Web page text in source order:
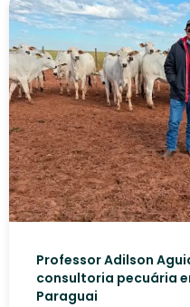
Professor Adilson
consultoria pecuária
Paraguai